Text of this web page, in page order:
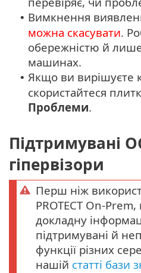
• Вимкнення
можна скасувати.
обережністю й
машинах.
• Якщо ви вирішуєте
скористайтеся
Проблеми.
Підтримувані
гіпервізори
Перш ніж
PROTECT On-
докладну
підтримувані й
функції різних
нашій статті бази